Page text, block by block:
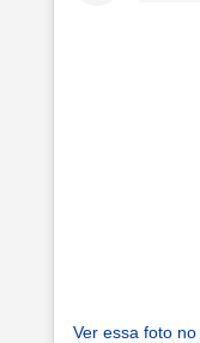
Ver essa foto